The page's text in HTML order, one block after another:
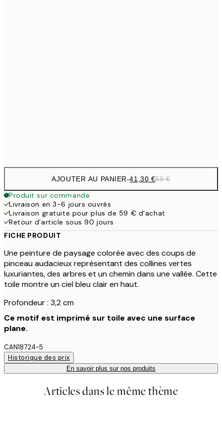
AJOUTER AU PANIER-41,30 €59 €
Produit sur commande
Livraison en 3-6 jours ouvrés
Livraison gratuite pour plus de 59 € d'achat
Retour d'article sous 90 jours
FICHE PRODUIT
Une peinture de paysage colorée avec des coups de
pinceau audacieux représentant des collines vertes
luxuriantes, des arbres et un chemin dans une vallée. Cette
toile montre un ciel bleu clair en haut.
Profondeur : 3,2 cm
Ce motif est imprimé sur toile avec une surface
plane.
CAN18724-5
Historique des prix
En savoir plus sur nos produits
Articles dans le même thème